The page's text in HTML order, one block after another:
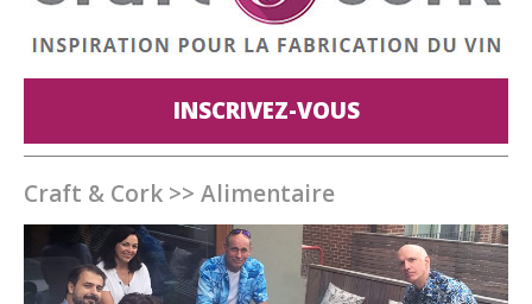
INSCRIVEZ-VOUS
Craft & Cork >> Alimentaire